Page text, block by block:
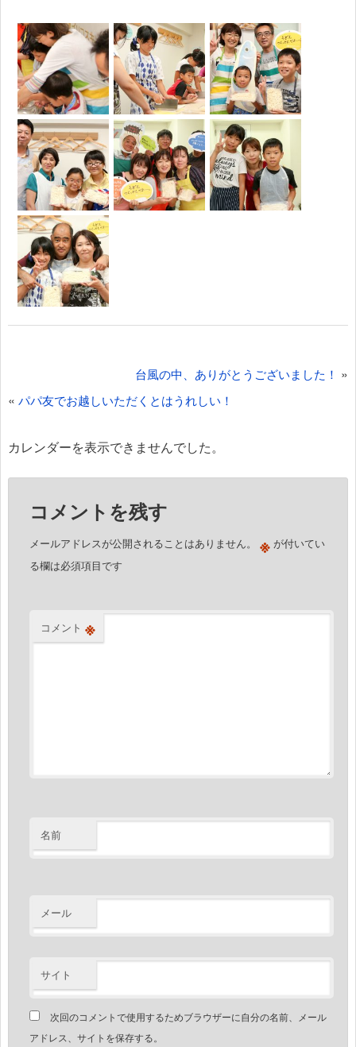
稿
ビ
台風の中、ありがとうございました！ »
« パパ友でお越しいただくとはうれしい！
カレンダーを表示できませんでした。
コメントを残す
メールアドレスが公開されることはありません。 ※が付いてい
る欄は必須項目です
コメント ※
名前
メール
サイト
次回のコメントで使用するためブラウザーに自分の名前、メール
アドレス、サイトを保存する。